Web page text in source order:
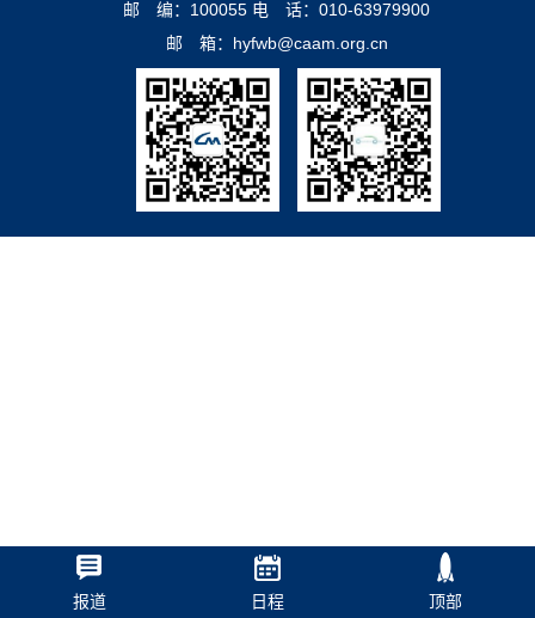
邮 编：100055 电 话：010-63979900
邮 箱：hyfwb@caam.org.cn
报道 日程 顶部